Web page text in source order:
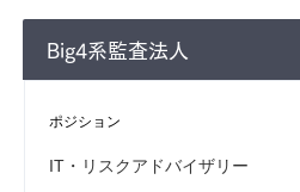
Big4系監査法人
ポジション
IT・リスクアドバイザリー